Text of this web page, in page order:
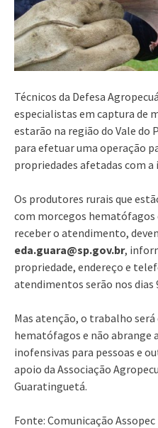
Técnicos da Defesa
especialistas em captura de
estarão na região do Vale do
para efetuar uma operação
propriedades afetadas com
Os produtores rurais que
com morcegos
receber o atendimento,
eda.guara@sp.gov.br,
propriedade, endereço e
atendimentos serão nos dias
Mas atenção, o trabalho
hematófagos e não abrange
inofensivas para pessoas e
apoio da Associação
Guaratinguetá.
Fonte: Comunicação Assopec